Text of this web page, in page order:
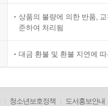
상품의 불량에 의한 반품,
준하여 처리됨
대금 환불 및 환불 지연에
청소년보호정책 도서홍보안내